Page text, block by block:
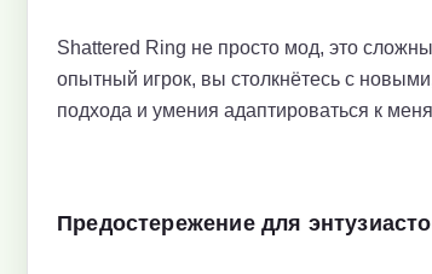
Shattered Ring не просто мод, это
опытный игрок, вы столкнётесь с
подхода и умения адаптироваться к
Предостережение для